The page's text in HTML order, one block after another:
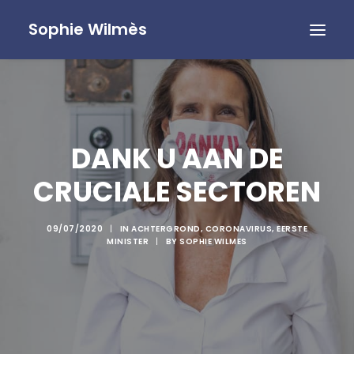
Sophie Wilmès
DANK U AAN DE
CRUCIALE SECTOREN
09/07/2020 | IN ACHTERGROND, CORONAVIRUS,EERSTE
MINISTER
| BYSOPHIE WILMES